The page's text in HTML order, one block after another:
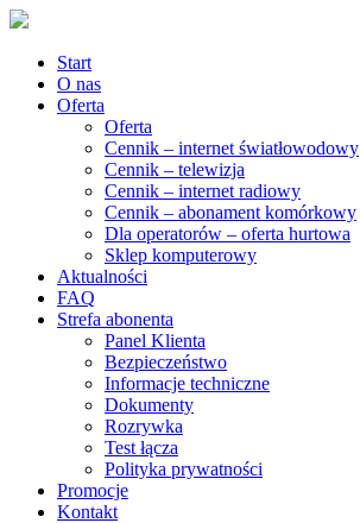
Start
O nas
Oferta
Oferta
Cennik – internet światłowodowy
Cennik – telewizja
Cennik – internet radiowy
Cennik – abonament komórkowy
Dla operatorów – oferta hurtowa
Sklep komputerowy
Aktualności
FAQ
Strefa abonenta
Panel Klienta
Bezpieczeństwo
Informacje techniczne
Dokumenty
Rozrywka
Test łącza
Polityka prywatności
Promocje
Kontakt